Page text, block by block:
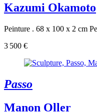
Kazumi Okamoto
Peinture . 68 x 100 x 2 cm
3 500 €
Passo
Manon Oller